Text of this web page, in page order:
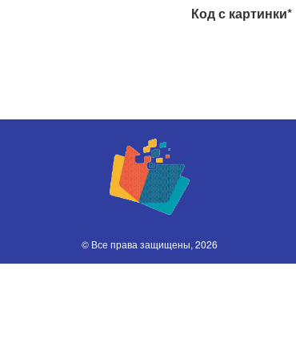
Код с картинки*
© Все права защищены, 2026